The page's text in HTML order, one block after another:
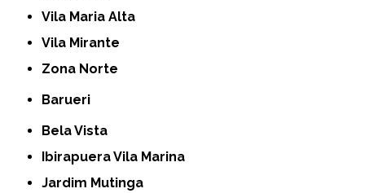
Vila Maria Alta
Vila Mirante
Zona Norte
Barueri
Bela Vista
Ibirapuera Vila Marina
Jardim Mutinga